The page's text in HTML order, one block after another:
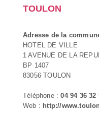
TOULON
Adresse de la
HOTEL DE VILLE
1 AVENUE DE LA
BP 1407
83056 TOULON
Téléphone :04 94 36 32
Web : http://